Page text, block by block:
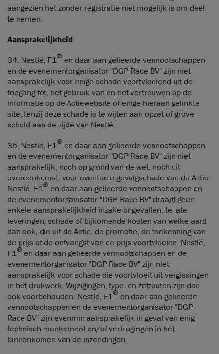
aangezien het zonder registratie niet mogelijk is om deel
te nemen.
Aansprakelijkheid
34. Nestlé, F1® en daar aan gelieerde vennootschappen
en de evenementorganisator "DGP Race BV" zijn niet
aansprakelijk voor enige schade voortvloeiend uit de
toegang tot, het gebruik van en het vertrouwen op de
informatie op de Actiewebsite of enige hieraan gelinkte
site, tenzij deze schade is te wijten aan opzet of grove
schuld aan de zijde van Nestlé.
35. Nestlé, F1® en daar aan gelieerde vennootschappen
en de evenementorganisator "DGP Race BV" zijn niet
aansprakelijk, noch op grond van de wet, noch uit
overeenkomst, voor eventuele gevolgschade van de Actie.
Nestlé, F1® en daar aan gelieerde vennootschappen en
de evenementorganisator "DGP Race BV" draagt geen
enkele aansprakelijkheid inzake ongevallen, te late
leveringen, schade of bijkomende kosten van welke aard
dan ook, die uit de Actie, de promotie, de toekenning van
de prijs of de ontvangst van de prijs voortvloeien. Nestlé,
F1® en daar aan gelieerde vennootschappen en de
evenementorganisator "DGP Race BV" zijn niet
aansprakelijk voor schade die voortvloeit uit vergissingen
in het drukwerk. Wijzigingen, type- en zetfouten zijn dan
ook voorbehouden. Nestlé, F1® en daar aan gelieerde
vennootschappen en de evenementorganisator "DGP
Race BV" zijn evenmin aansprakelijk in geval van enig
technisch mankement en/of vertragingen in het
binnenkomen van de inzendingen.